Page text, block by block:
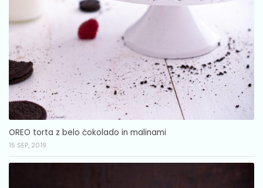
OREO torta z belo čokolado in malinami
15 SEP, 2019